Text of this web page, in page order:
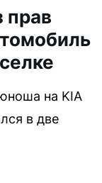
прав
на KIA
в две